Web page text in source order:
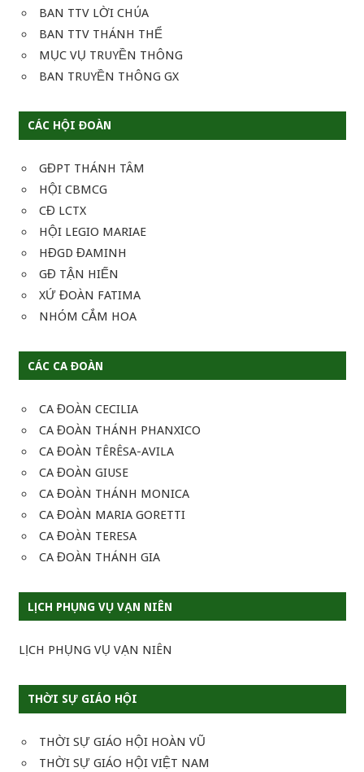
BAN TTV LỜI CHÚA
BAN TTV THÁNH THỂ
MỤC VỤ TRUYỀN THÔNG
BAN TRUYỀN THÔNG GX
CÁC HỘI ĐOÀN
GĐPT THÁNH TÂM
HỘI CBMCG
CĐ LCTX
HỘI LEGIO MARIAE
HĐGD ĐAMINH
GĐ TẬN HIẾN
XỨ ĐOÀN FATIMA
NHÓM CẮM HOA
CÁC CA ĐOÀN
CA ĐOÀN CECILIA
CA ĐOÀN THÁNH PHANXICO
CA ĐOÀN TÊRÊSA-AVILA
CA ĐOÀN GIUSE
CA ĐOÀN THÁNH MONICA
CA ĐOÀN MARIA GORETTI
CA ĐOÀN TERESA
CA ĐOÀN THÁNH GIA
LỊCH PHỤNG VỤ VẠN NIÊN
LỊCH PHỤNG VỤ VẠN NIÊN
THỜI SỰ GIÁO HỘI
THỜI SỰ GIÁO HỘI HOÀN VŨ
THỜI SỰ GIÁO HỘI VIỆT NAM